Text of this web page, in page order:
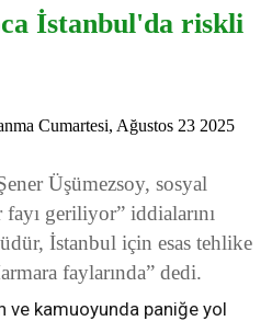
İstanbul'da riskli
Cumartesi, Ağustos 23 2025
Üşümezsoy, sosyal
geriliyor” iddialarını
İstanbul için esas tehlike
faylarında” dedi.
ve kamuoyunda paniğe yol